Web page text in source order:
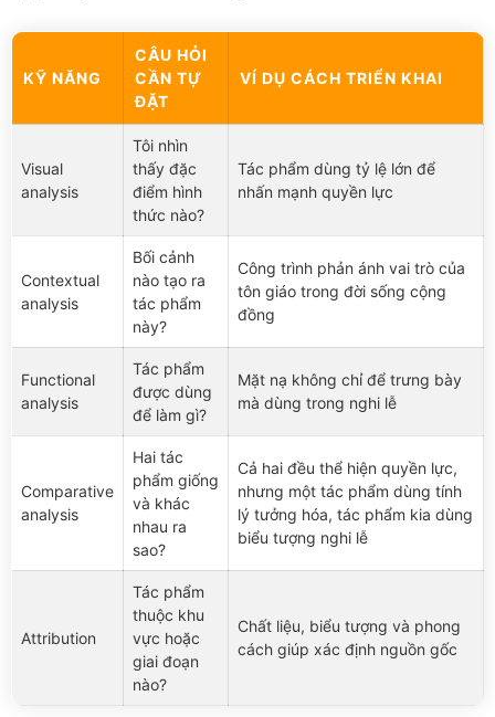
KỸ NĂNG
CÂU HỎI
CẦN TỰ
ĐẶT
VÍ DỤ CÁCH TRIỂN KHAI
Visual
analysis
Tôi nhìn
thấy đặc
điểm hình
thức nào?
Tác phẩm dùng tỷ lệ lớn để
nhấn mạnh quyền lực
Contextual
analysis
Bối cảnh
nào tạo ra
tác phẩm
này?
Công trình phản ánh vai trò của
tôn giáo trong đời sống cộng
đồng
Functional
analysis
Tác phẩm
được dùng
để làm gì?
Mặt nạ không chỉ để trưng bày
mà dùng trong nghi lễ
Comparative
analysis
Hai tác
phẩm giống
và khác
nhau ra
sao?
Cả hai đều thể hiện quyền lực,
nhưng một tác phẩm dùng tính
lý tưởng hóa, tác phẩm kia dùng
biểu tượng nghi lễ
Attribution
Tác phẩm
thuộc khu
vực hoặc
giai đoạn
nào?
Chất liệu, biểu tượng và phong
cách giúp xác định nguồn gốc